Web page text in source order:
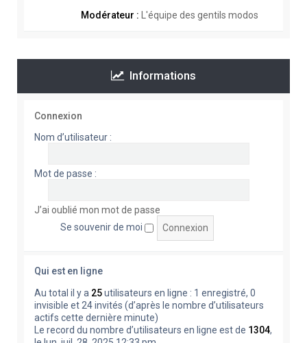
Modérateur :
L'équipe des gentils modos
Informations
Connexion
Nom d’utilisateur :
Mot de passe :
J’ai oublié mon mot de passe
Se souvenir de moi
Qui est en ligne
Au total il y a 25utilisateurs en ligne : 1 enregistré, 0
invisible et 24 invités (d’après le nombre d’utilisateurs
actifs cette dernière minute)
Le record du nombre d’utilisateurs en ligne est de 1304,